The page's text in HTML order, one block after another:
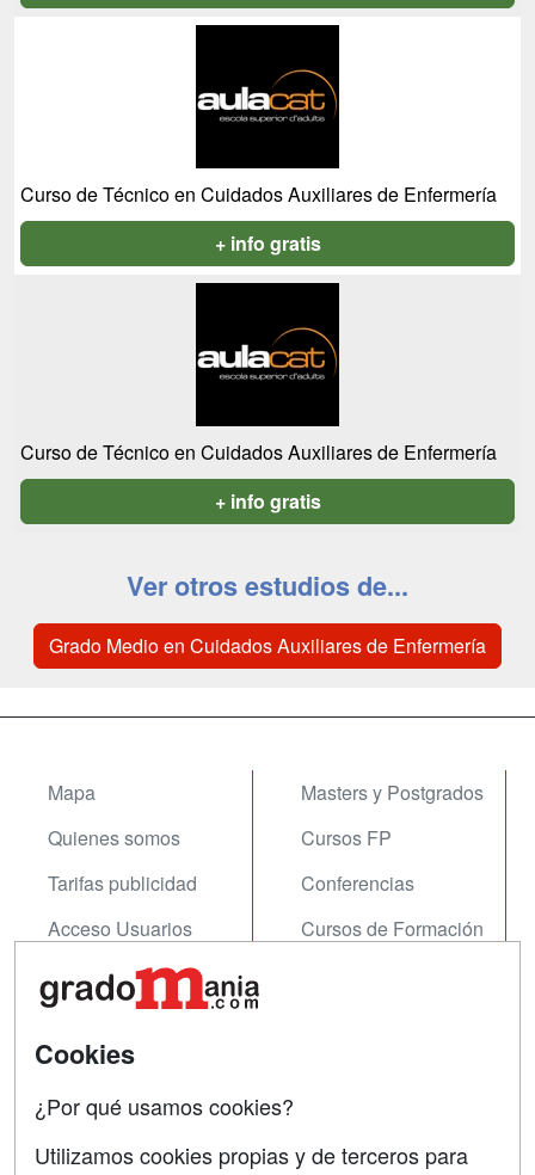
Curso de Técnico en Cuidados Auxiliares de Enfermería
+ info gratis
Curso de Técnico en Cuidados Auxiliares de Enfermería
+ info gratis
Ver otros estudios de...
Grado Medio en Cuidados Auxiliares de Enfermería
Mapa
Quienes somos
Tarifas publicidad
Acceso Usuarios
Acceso Centros
Masters y Postgrados
Cursos FP
Conferencias
Cursos de Formación
Contactar
Cookies
¿Por qué usamos cookies?
Utilizamos cookies propias y de terceros para